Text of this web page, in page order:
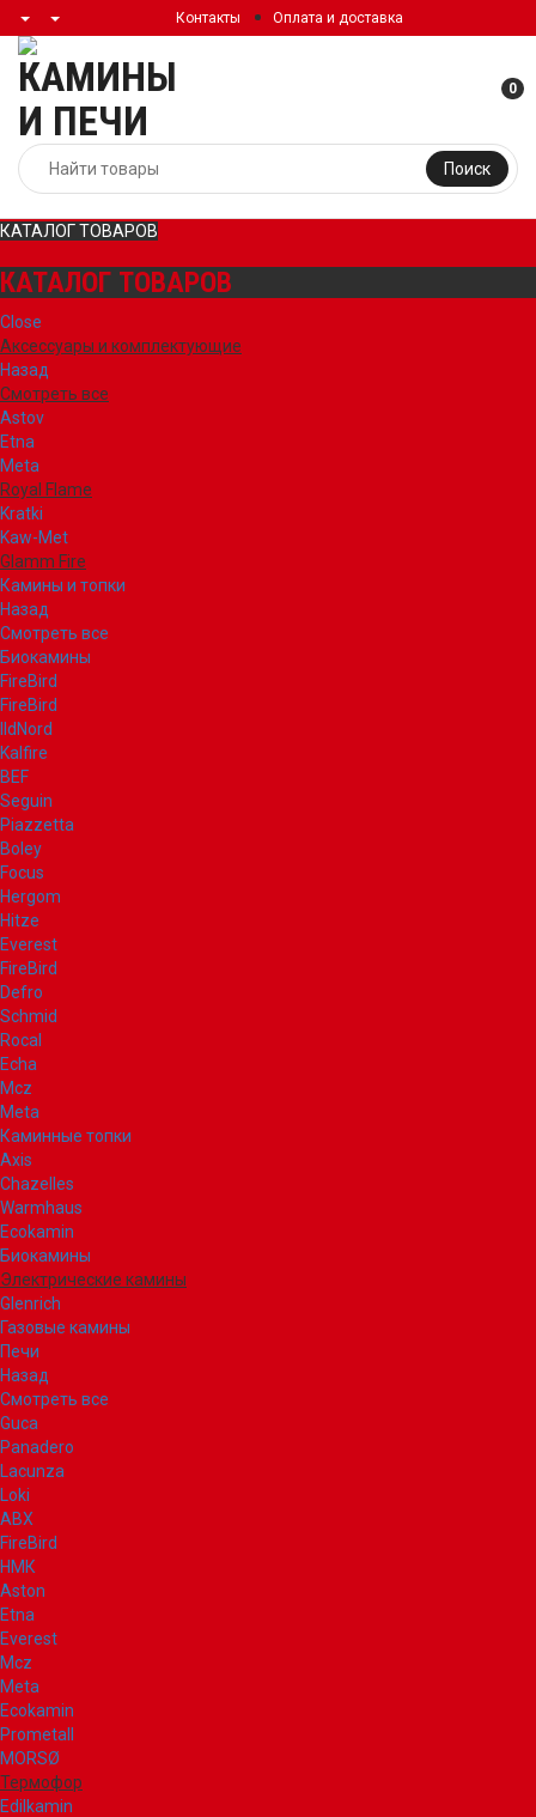
Контакты Оплата и доставка
Поиск
0
КАТАЛОГ ТОВАРОВ
КАТАЛОГ ТОВАРОВ
Close
Аксессуары и комплектующие
Назад
Смотреть все
Astov
Etna
Meta
Royal Flame
Kratki
Kaw-Met
Glamm Fire
Камины и топки
Назад
Смотреть все
Биокамины
FireBird
FireBird
IldNord
Kalfire
BEF
Seguin
Piazzetta
Boley
Focus
Hergom
Hitze
Everest
FireBird
Defro
Schmid
Rocal
Echa
Mcz
Meta
Каминные топки
Axis
Chazelles
Warmhaus
Ecokamin
Биокамины
Электрические камины
Glenrich
Газовые камины
Печи
Назад
Смотреть все
Guca
Panadero
Lacunza
Loki
ABX
FireBird
НМК
Aston
Etna
Everest
Mcz
Meta
Ecokamin
Prometall
MORSØ
Термофор
Edilkamin